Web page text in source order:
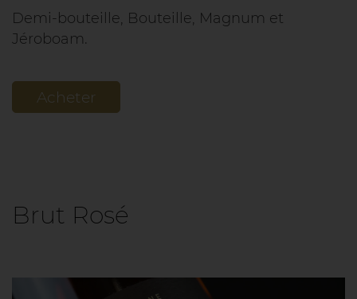
Demi-bouteille, Bouteille, Magnum et
Jéroboam.
Acheter
Brut Rosé